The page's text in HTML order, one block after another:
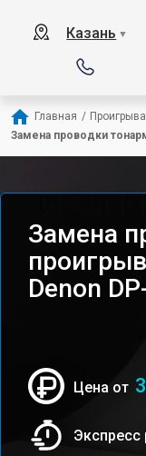
Казань ▼
Главная /
Замена проводки
Замена
Denon
Цена от